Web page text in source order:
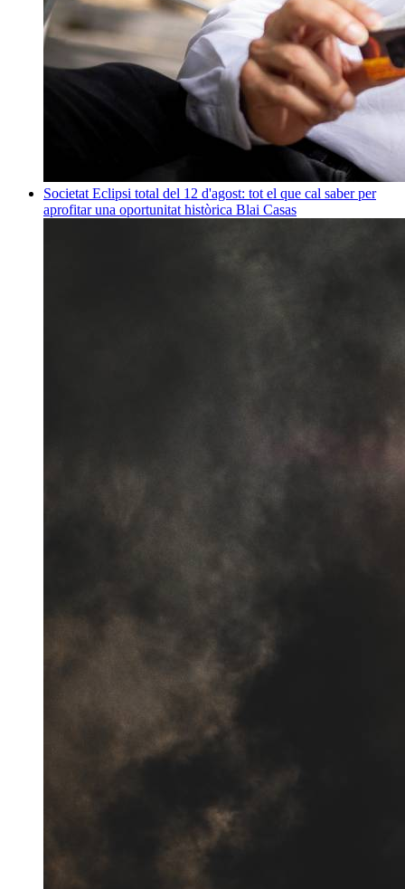
Societat Eclipsi total del 12 d'agost: tot el que cal saber per
aprofitar una oportunitat històrica Blai Casas